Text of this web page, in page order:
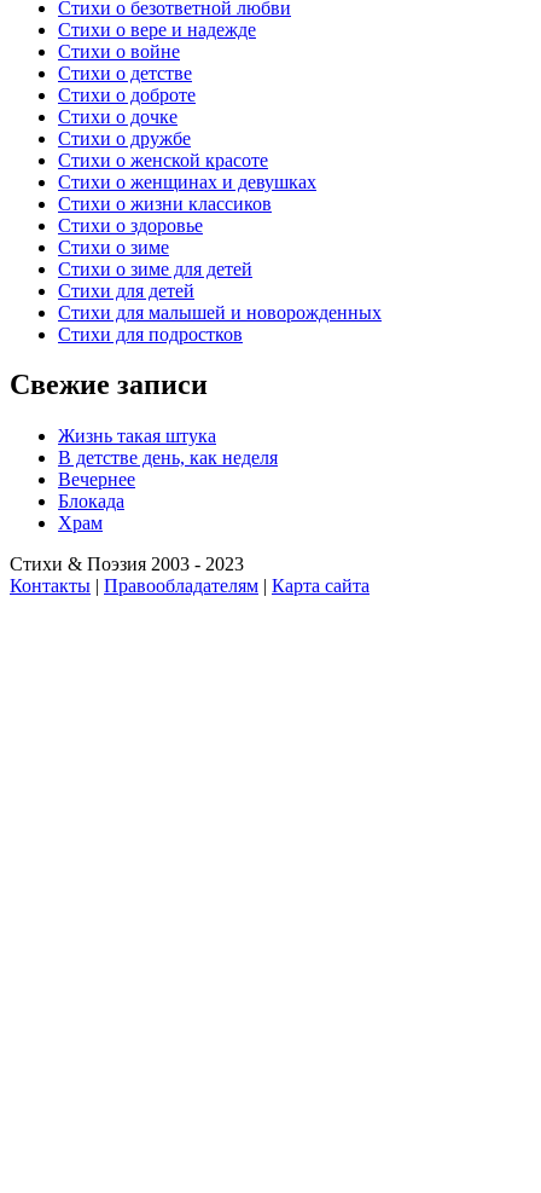
Стихи о безответной любви
Стихи о вере и надежде
Стихи о войне
Стихи о детстве
Стихи о доброте
Стихи о дочке
Стихи о дружбе
Стихи о женской красоте
Стихи о женщинах и девушках
Стихи о жизни классиков
Стихи о здоровье
Стихи о зиме
Стихи о зиме для детей
Стихи для детей
Стихи для малышей и новорожденных
Стихи для подростков
Свежие записи
Жизнь такая штука
В детстве день, как неделя
Вечернее
Блокада
Храм
Стихи & Поэзия 2003 - 2023
Контакты | Правообладателям | Карта сайта